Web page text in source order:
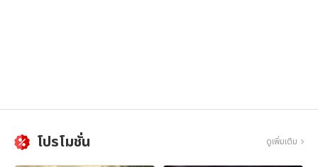
โปรโมชั่น ดูเพิ่มเติม